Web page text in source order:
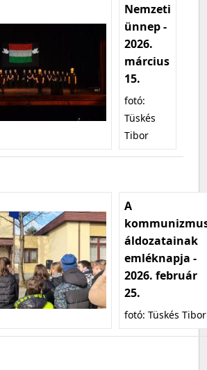
Nemzeti
ünnep -
2026.
március
15.
fotó:
Tüskés
Tibor
A
áldozatainak
emléknapja -
2026. február
25.
fotó: Tüskés Tibor